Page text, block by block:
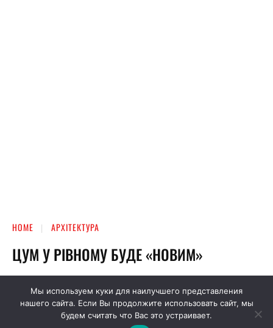
Мы используем куки для наилучшего представления
нашего сайта. Если Вы продолжите использовать сайт, мы
будем считать что Вас это устраивает.